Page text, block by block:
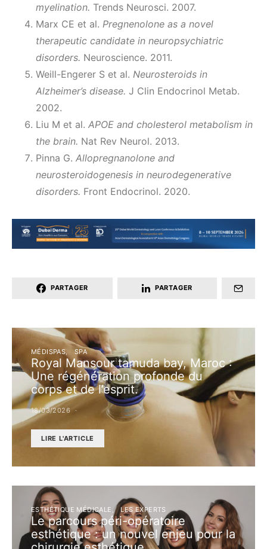
myelination. Trends Neurosci. 2007.
Marx CE et al. Pregnenolone as a novel
therapeutic candidate in neuropsychiatric
disorders. Neuroscience. 2011.
Weill-Engerer S et al. Neurosteroids in
Alzheimer’s disease. J Clin Endocrinol Metab.
2002.
Liu M et al. APOE and cholesterol metabolism in
the brain. Nat Rev Neurol. 2013.
Pinna G. Allopregnanolone and
neurosteroidogenesis in neurodegenerative
disorders. Front Endocrinol. 2020.
PARTAGER PARTAGER
MÉDISPAS SPA
Royal Mansour tamuda bay, Maroc :
Une régénération profonde du
corps et de l’esprit.
18/03/2026
LIRE L'ARTICLE
ESTHÉTIQUE MÉDICALE LES EXPERTS
Le parcours péri-opératoire
esthétique : un nouvel enjeu pour la